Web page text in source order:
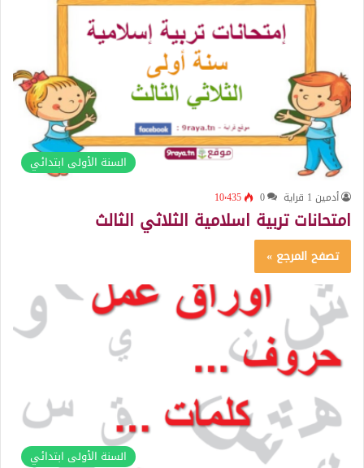
السنة الأولى ابتدائي
أدمين 1 قراية 0 10٬435
امتحانات تربية اسلامية الثلاثي الثالث
تصفح المرجع »
السنة الأولى ابتدائي